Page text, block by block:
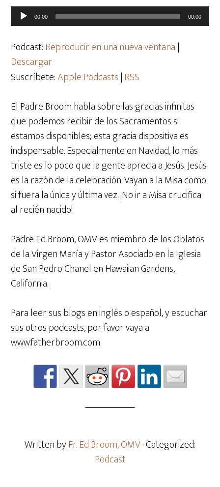
Reproductor
de
audio
00:00 00:00
Podcast:Reproducir en una nueva ventana|
Descargar
Suscríbete:Apple Podcasts|RSS
El Padre Broom habla sobre las gracias infinitas
que podemos recibir de los Sacramentos si
estamos disponibles; esta gracia dispositiva es
indispensable. Especialmente en Navidad, lo más
triste es lo poco que la gente aprecia a Jesús. Jesús
es la razón de la celebración. Vayan a la Misa como
si fuera la única y última vez. ¡No ir a Misa crucifica
al recién nacido!
Padre Ed Broom, OMV es miembro de los Oblatos
de la Virgen María y Pastor Asociado en la Iglesia
de San Pedro Chanel en Hawaiian Gardens,
California.
Para leer sus blogs en inglés o español, y escuchar
sus otros podcasts, por favor vaya a
www.fatherbroom.com
Written byFr. Ed Broom, OMV· Categorized:
Podcast